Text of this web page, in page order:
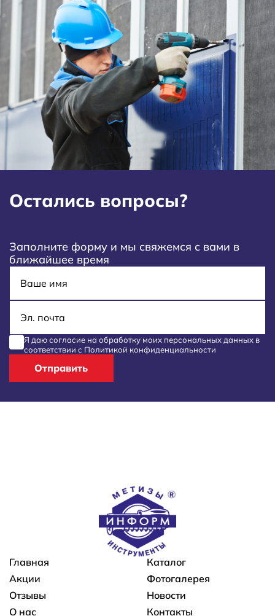
Остались вопросы?
Заполните форму и мы свяжемся с вами в
ближайшее время
Я даю согласие на обработку моих персональных данных в
соответствии с Политикой конфиденциальности
Отправить
Основная навигация
Главная
Каталог
Акции
Фотогалерея
Отзывы
Новости
О нас
Контакты